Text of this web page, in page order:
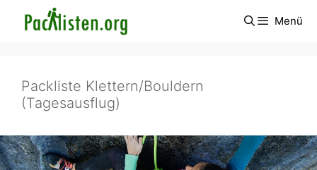
Inhalt
Menü
Packliste Klettern/Bouldern
(Tagesausflug)